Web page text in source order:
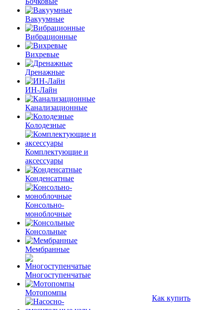
Вакуумные
Вибрационные
Вихревые
Дренажные
ИН-Лайн
Канализационные
Колодезные
Комплектующие и
аксессуары
Конденсатные
Консольно-
моноблочные
Консольные
Мембранные
Многоступенчатые
Мотопомпы
Как купить